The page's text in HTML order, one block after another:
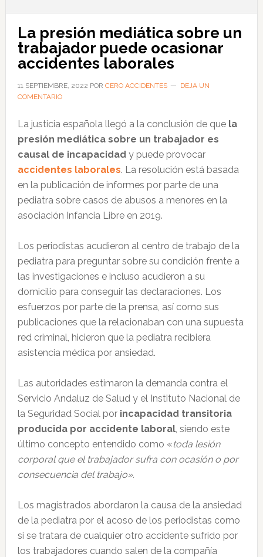
La presión mediática sobre un
trabajador puede ocasionar
accidentes laborales
11 SEPTIEMBRE, 2022 POR CERO ACCIDENTES
DEJA UN
COMENTARIO
La justicia española llegó a la conclusión de que la
presión mediática sobre un trabajador es
causal de incapacidad y puede provocar
accidentes laborales. La resolución está basada
en la publicación de informes por parte de una
pediatra sobre casos de abusos a menores en la
asociación Infancia Libre en 2019.
Los periodistas acudieron al centro de trabajo de la
pediatra para preguntar sobre su condición frente a
las investigaciones e incluso acudieron a su
domicilio para conseguir las declaraciones. Los
esfuerzos por parte de la prensa, así como sus
publicaciones que la relacionaban con una supuesta
red criminal, hicieron que la pediatra recibiera
asistencia médica por ansiedad.
Las autoridades estimaron la demanda contra el
Servicio Andaluz de Salud y el Instituto Nacional de
la Seguridad Social por incapacidad transitoria
producida por accidente laboral, siendo este
último concepto entendido como «toda lesión
corporal que el trabajador sufra con ocasión o por
consecuencia del trabajo».
Los magistrados abordaron la causa de la ansiedad
de la pediatra por el acoso de los periodistas como
si se tratara de cualquier otro accidente sufrido por
los trabajadores cuando salen de la compañía